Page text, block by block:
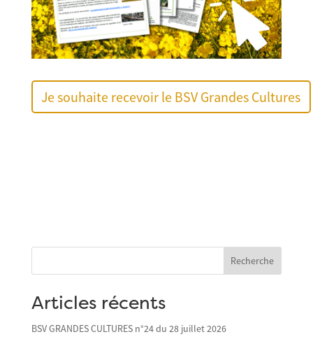
Je souhaite recevoir le BSV Grandes Cultures
Recherche
Articles récents
BSV GRANDES CULTURES n°24 du 28 juillet 2026